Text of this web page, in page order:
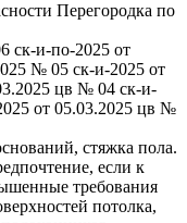
Перегородка по
ск-и-по-2025 от
№ 05 ск-и-2025 от
№ 04 ск-и-
№
стяжка пола.
если к
требования
потолка,